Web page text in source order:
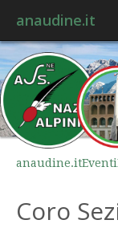
anaudine.it
anaudine.itEventi
Coro